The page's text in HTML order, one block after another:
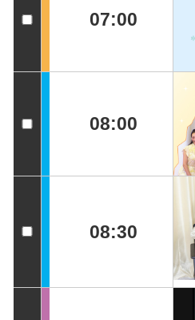
07:00
08:00
08:30